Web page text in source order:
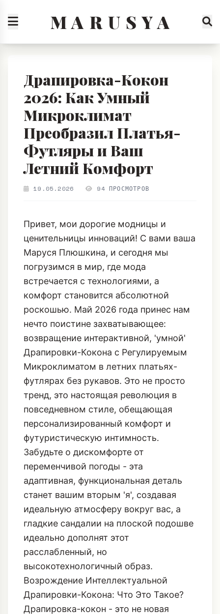
M A R U S Y A
Драпировка-Кокон
2026: Как Умный
Микроклимат
Преобразил Платья-
Футляры и Ваш
Летний Комфорт
19.05.2026 94 ПРОСМОТРОВ
Привет, мои дорогие модницы и
ценительницы инноваций! С вами ваша
Маруся Плюшкина, и сегодня мы
погрузимся в мир, где мода
встречается с технологиями, а
комфорт становится абсолютной
роскошью. Май 2026 года принес нам
нечто поистине захватывающее:
возвращение интерактивной, 'умной'
Драпировки-Кокона с Регулируемым
Микроклиматом в летних платьях-
футлярах без рукавов. Это не просто
тренд, это настоящая революция в
повседневном стиле, обещающая
персонализированный комфорт и
футуристическую интимность.
Забудьте о дискомфорте от
переменчивой погоды - эта
адаптивная, функциональная деталь
станет вашим вторым 'я', создавая
идеальную атмосферу вокруг вас, а
гладкие сандалии на плоской подошве
идеально дополнят этот
расслабленный, но
высокотехнологичный образ.
Возрождение Интеллектуальной
Драпировки-Кокона: Что Это Такое?
Драпировка-кокон - это не новая